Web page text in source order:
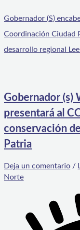
Gobernador (S)
Coordinación Ciudad
desarrollo regional
Gobernador (s)
presentará al
conservación
Patria
Deja un comentario /
Norte